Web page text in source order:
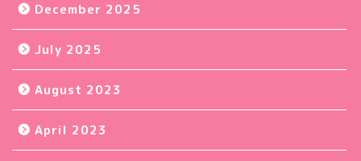
December 2025
July 2025
August 2023
April 2023